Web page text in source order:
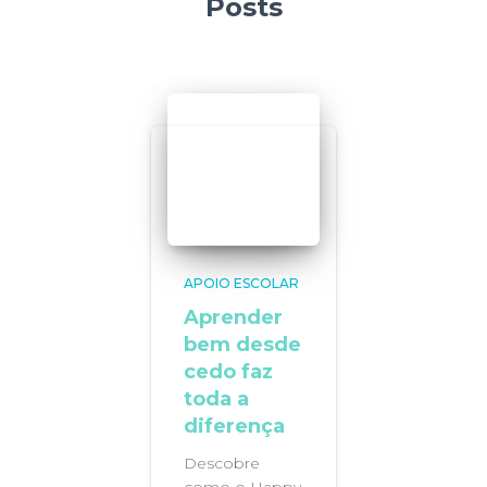
Posts
APOIO ESCOLAR
Aprender
bem desde
cedo faz
toda a
diferença
Descobre